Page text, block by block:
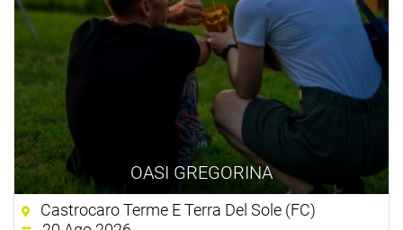
OASI GREGORINA
Castrocaro Terme E Terra Del Sole (FC)